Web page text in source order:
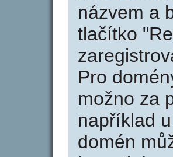
názvem a
tlačítko
Pro
možno za
například
domén